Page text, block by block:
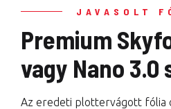
JAVASOLT
Premium
vagy Nano 3.0
Az eredeti plottervágott fólia